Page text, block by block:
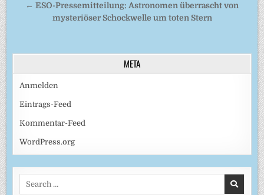
← ESO-Pressemitteilung: Astronomen überrascht von
mysteriöser Schockwelle um toten Stern
META
Anmelden
Eintrags-Feed
Kommentar-Feed
WordPress.org